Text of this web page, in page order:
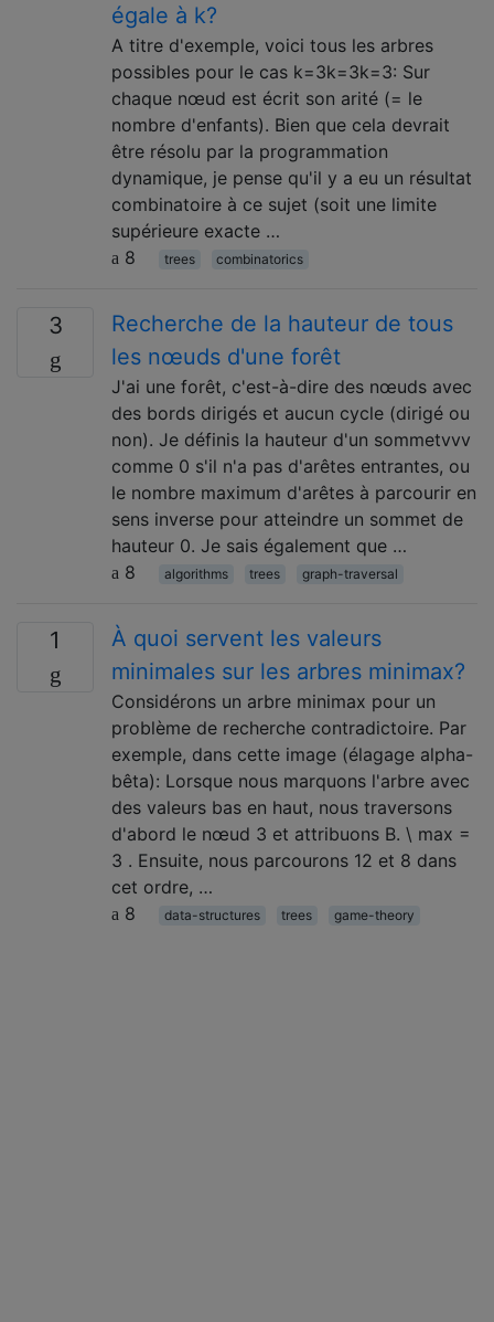
égale à k?
A titre d'exemple, voici tous les arbres
possibles pour le cas k=3k=3k=3: Sur
chaque nœud est écrit son arité (= le
nombre d'enfants). Bien que cela devrait
être résolu par la programmation
dynamique, je pense qu'il y a eu un résultat
combinatoire à ce sujet (soit une limite
supérieure exacte …
8
trees combinatorics
3
Recherche de la hauteur de tous
les nœuds d'une forêt
J'ai une forêt, c'est-à-dire des nœuds avec
des bords dirigés et aucun cycle (dirigé ou
non). Je définis la hauteur d'un sommetvvv
comme 0 s'il n'a pas d'arêtes entrantes, ou
le nombre maximum d'arêtes à parcourir en
sens inverse pour atteindre un sommet de
hauteur 0. Je sais également que …
8
algorithms trees graph-traversal
1
À quoi servent les valeurs
minimales sur les arbres minimax?
Considérons un arbre minimax pour un
problème de recherche contradictoire. Par
exemple, dans cette image (élagage alpha-
bêta): Lorsque nous marquons l'arbre avec
des valeurs bas en haut, nous traversons
d'abord le nœud 3 et attribuons B. \ max =
3 . Ensuite, nous parcourons 12 et 8 dans
cet ordre, …
8
data-structures trees game-theory